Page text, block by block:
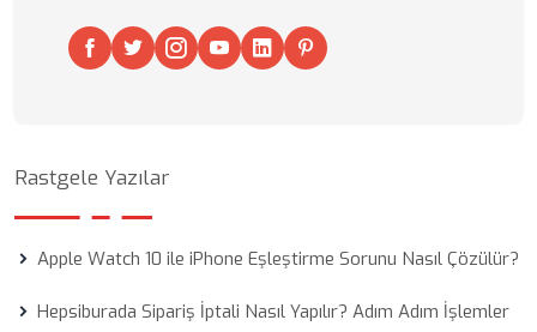
Rastgele Yazılar
Apple Watch 10 ile iPhone Eşleştirme Sorunu Nasıl Çözülür?
Hepsiburada Sipariş İptali Nasıl Yapılır? Adım Adım İşlemler